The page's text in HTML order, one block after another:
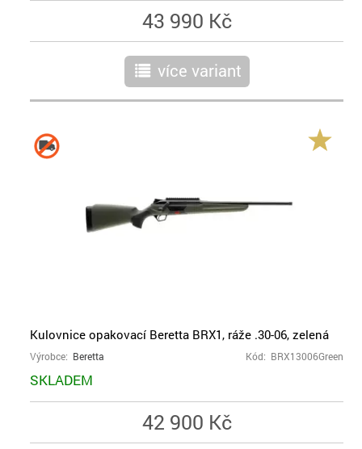
43 990 Kč
r více variant
Kulovnice opakovací Beretta BRX1, ráže .30-06, zelená
Výrobce: Beretta Kód: BRX13006Green
SKLADEM
42 900 Kč